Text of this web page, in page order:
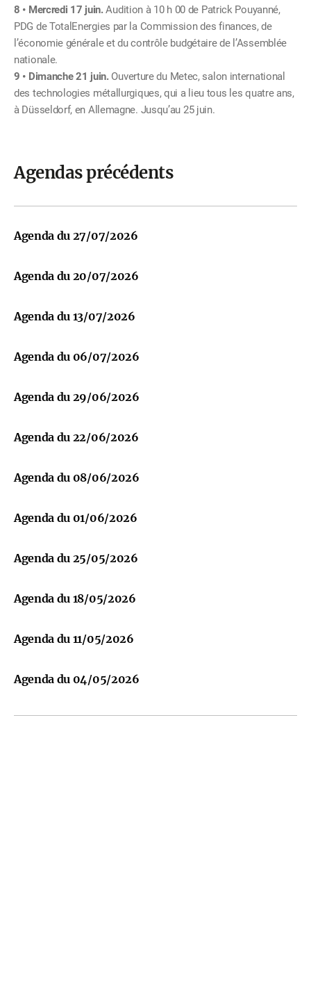
Mercredi 17 juin.Audition à 10 h 00 de Patrick Pouyanné,
PDG de TotalEnergies par la Commission des finances, de
l’économie générale et du contrôle budgétaire de l’Assemblée
nationale.
Dimanche 21 juin.Ouverture du Metec, salon international
des technologies métallurgiques, qui a lieu tous les quatre ans,
à Düsseldorf, en Allemagne. Jusqu’au 25 juin.
Agendas précédents
Agenda du 27/07/2026
Agenda du 20/07/2026
Agenda du 13/07/2026
Agenda du 06/07/2026
Agenda du 29/06/2026
Agenda du 22/06/2026
Agenda du 08/06/2026
Agenda du 01/06/2026
Agenda du 25/05/2026
Agenda du 18/05/2026
Agenda du 11/05/2026
Agenda du 04/05/2026